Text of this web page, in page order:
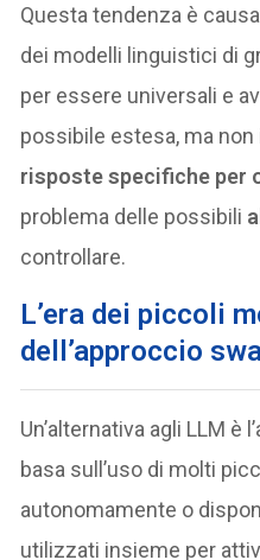
Questa tendenza è
dei modelli linguistici di
per essere universali e
possibile estesa, ma
risposte specifiche per
problema delle possibili
controllare.
L’era dei piccoli
dell’approccio
Un’alternativa agli LLM è
basa sull’uso di molti
autonomamente o
utilizzati insieme per